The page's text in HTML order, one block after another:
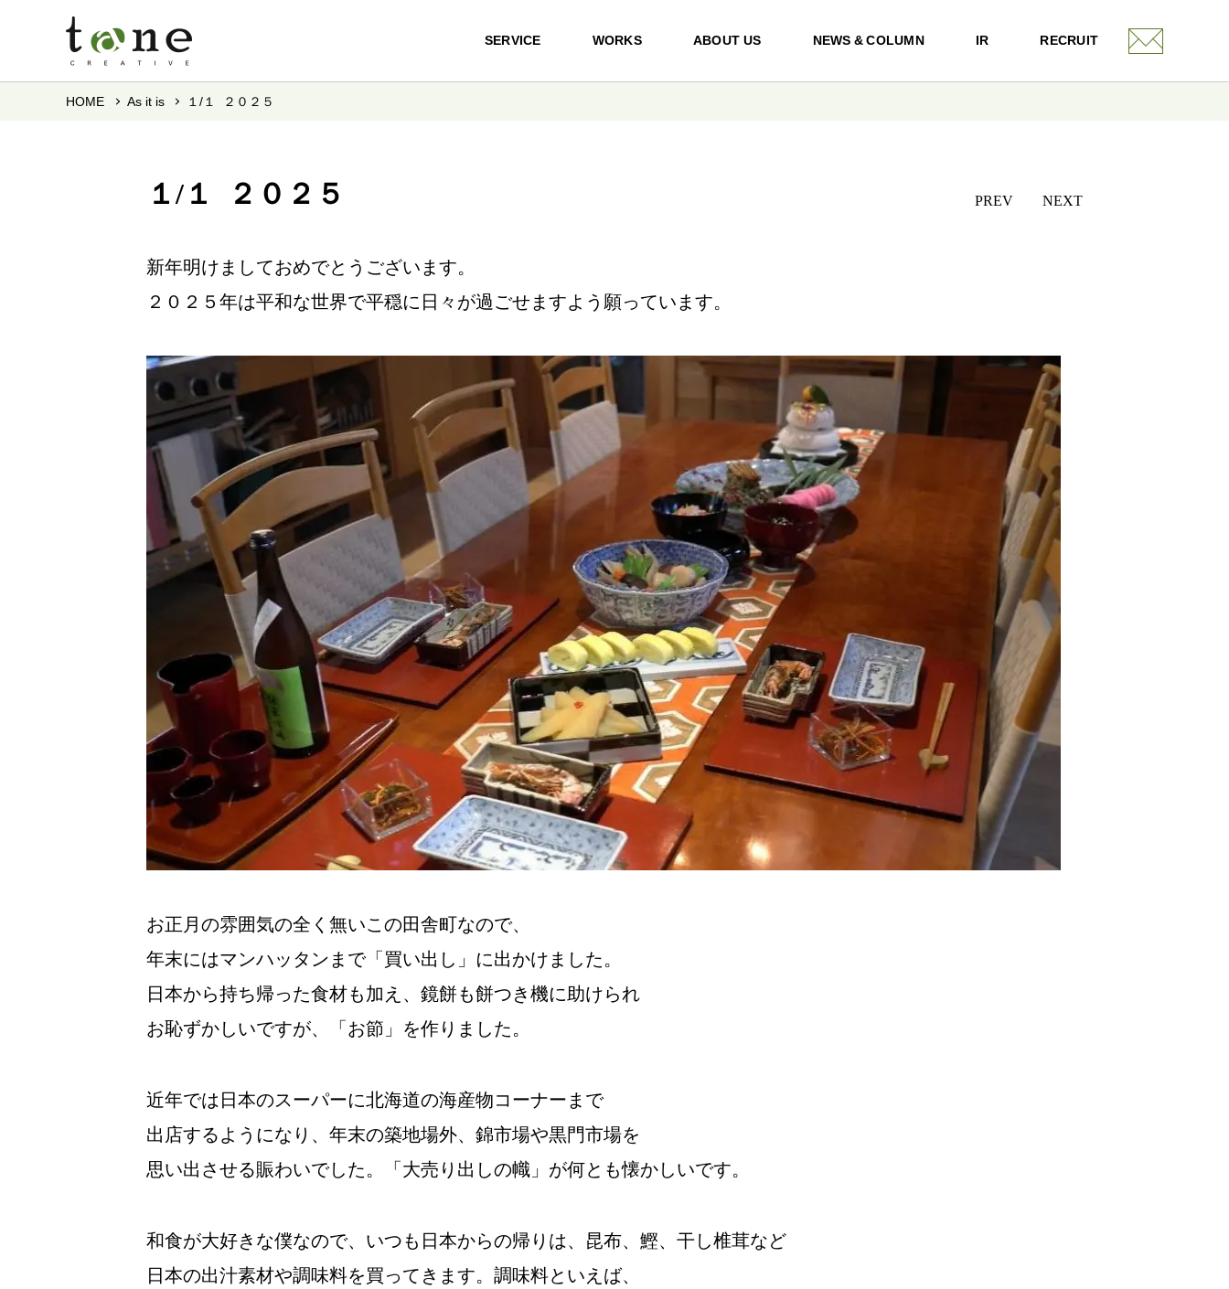
SERVICE WORKS ABOUT US NEWS & COLUMN IR RECRUIT
HOME As it is １/１ ２０２５
１/１ ２０２５ PREV NEXT
新年明けましておめでとうございます。
２０２５年は平和な世界で平穏に日々が過ごせますよう願っています。
お正月の雰囲気の全く無いこの田舎町なので、
年末にはマンハッタンまで「買い出し」に出かけました。
日本から持ち帰った食材も加え、鏡餅も餅つき機に助けられ
お恥ずかしいですが、「お節」を作りました。
近年では日本のスーパーに北海道の海産物コーナーまで
出店するようになり、年末の築地場外、錦市場や黒門市場を
思い出させる賑わいでした。「大売り出しの幟」が何とも懐かしいです。
和食が大好きな僕なので、いつも日本からの帰りは、昆布、鰹、干し椎茸など
日本の出汁素材や調味料を買ってきます。調味料といえば、